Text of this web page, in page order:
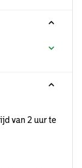
van 2 uur te